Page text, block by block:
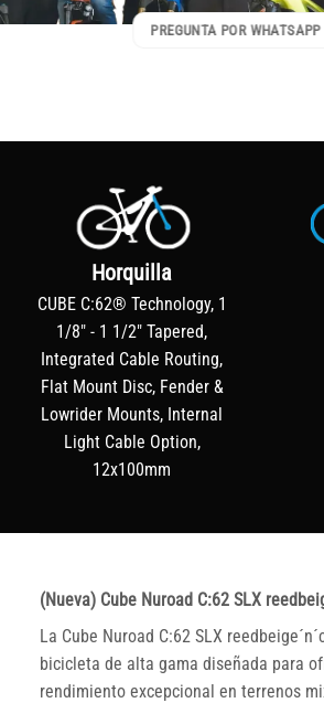
PREGUNTA POR WHATSAPP
Horquilla
CUBE C:62® Technology, 1
1/8" - 1 1/2" Tapered,
Integrated Cable Routing,
Flat Mount Disc, Fender &
Lowrider Mounts, Internal
Light Cable Option,
12x100mm
(Nueva) Cube Nuroad C:62 SLX
La Cube Nuroad C:62 SLX
bicicleta de alta gama diseñada para
rendimiento excepcional en terrenos